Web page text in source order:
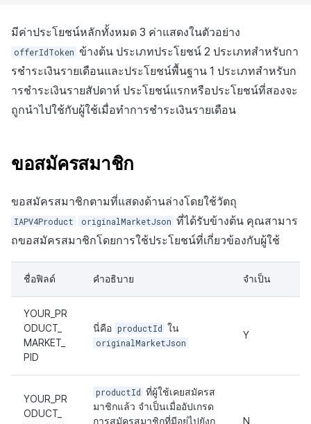
มีค่าประโยชน์หลักทั้งหมด 3 ค่าแสดงในตัวอย่าง
offerIdToken ข้างต้น ประเภทประโยชน์ 2 ประเภทสำหรับกา
รชำระเงินรายเดือนและประโยชน์พื้นฐาน 1 ประเภทสำหรับก
ารชำระเงินรายสัปดาห์ ประโยชน์แรกหรือประโยชน์ที่สองจะ
ถูกนำไปใช้กับผู้ใช้เมื่อทำการชำระเงินรายเดือน
ขอสมัครสมาชิก
ขอสมัครสมาชิกตามที่แสดงด้านล่างโดยใช้วัตถุ
IAPV4Product originalMarketJson ที่ได้รับข้างต้น คุณสามาร
ถขอสมัครสมาชิกโดยการใช้ประโยชน์ที่เกี่ยวข้องกับผู้ใช้
ชื่อฟิลด์ คำอธิบาย จำเป็น
YOUR_PR
ODUCT_
MARKET_
PID
นี่คือ productId ใน
originalMarketJson
Y
YOUR_PR
ODUCT_
productId ที่ผู้ใช้เคยสมัครส
มาชิกแล้ว จำเป็นเมื่ออัปเกรด
การสมัครสมาชิกที่มีอยู่ไปยังก
N